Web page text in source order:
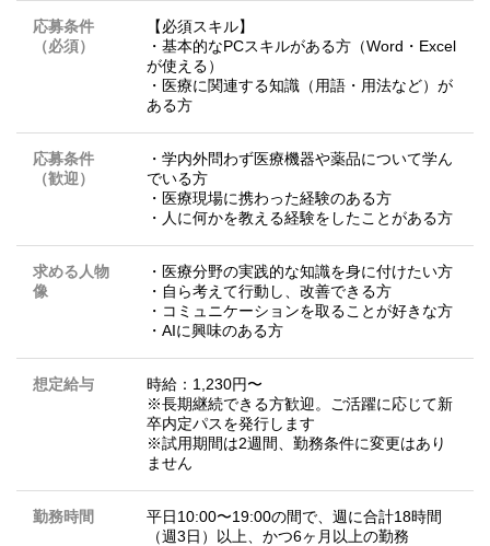
応募条件
（必須）
【必須スキル】
・基本的なPCスキルがある方（Word・Excel
が使える）
・医療に関連する知識（用語・用法など）が
ある方
応募条件
（歓迎）
・学内外問わず医療機器や薬品について学ん
でいる方
・医療現場に携わった経験のある方
・人に何かを教える経験をしたことがある方
求める人物
像
・医療分野の実践的な知識を身に付けたい方
・自ら考えて行動し、改善できる方
・コミュニケーションを取ることが好きな方
・AIに興味のある方
想定給与
時給：1,230円〜
※長期継続できる方歓迎。ご活躍に応じて新
卒内定パスを発行します
※試用期間は2週間、勤務条件に変更はあり
ません
勤務時間
平日10:00〜19:00の間で、週に合計18時間
（週3日）以上、かつ6ヶ月以上の勤務